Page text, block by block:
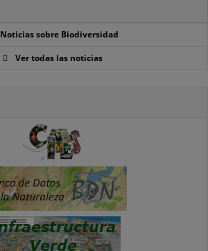
Noticias sobre Biodiversidad
Ver todas las noticias